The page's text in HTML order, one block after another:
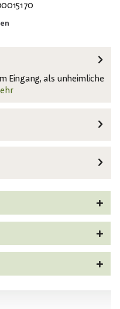
Eingang, als unheimliche